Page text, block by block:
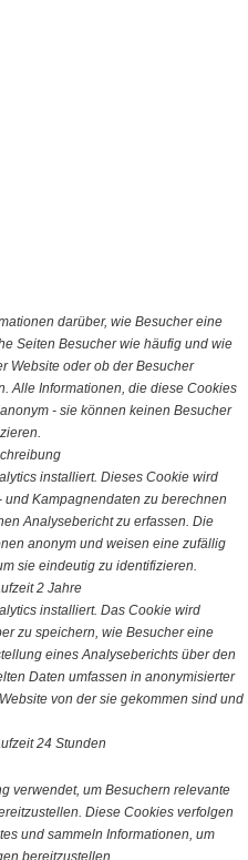
darüber, wie Besucher eine
Seiten Besucher wie häufig und wie
Website oder ob der Besucher
Alle Informationen, die diese Cookies
- sie können keinen Besucher
installiert. Dieses Cookie wird
Kampagnendaten zu berechnen
Analysebericht zu erfassen. Die
anonym und weisen eine zufällig
sie eindeutig zu identifizieren.
2 Jahre
installiert. Das Cookie wird
zu speichern, wie Besucher eine
eines Analyseberichts über den
Daten umfassen in anonymisierter
von der sie gekommen sind und
24 Stunden
verwendet, um Besuchern relevante
Diese Cookies verfolgen
und sammeln Informationen, um
bereitzustellen.